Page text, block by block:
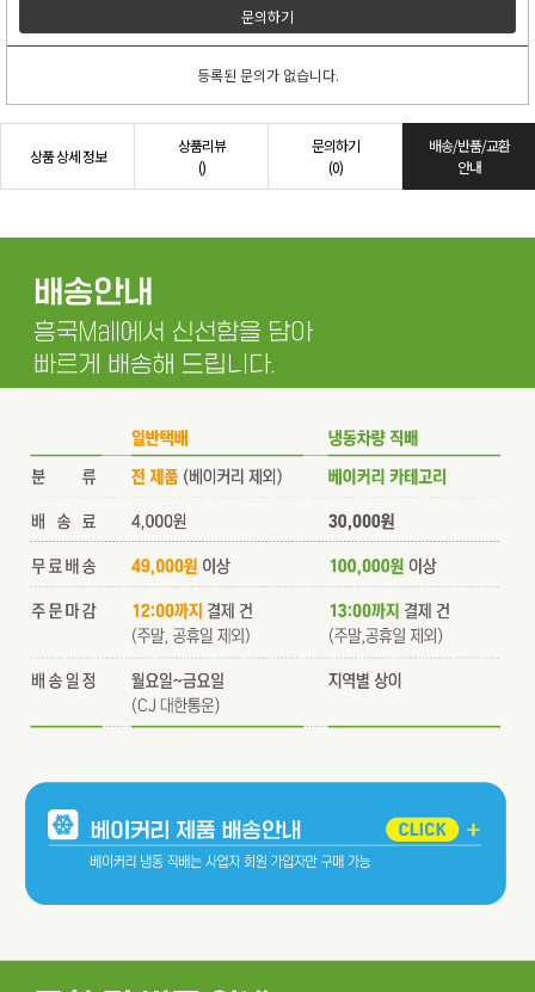
문의하기
등록된 문의가 없습니다.
상품 상세 정보
상품리뷰
()
문의하기
(0)
배송/반품/교환
안내